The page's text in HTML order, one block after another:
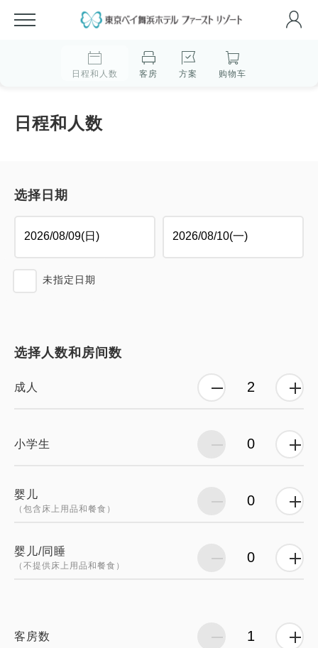
日程和人数 客房 方案 购物车
日程和人数
选择日期
未指定日期
选择人数和房间数
成人
小学生
婴儿
（包含床上用品和餐食）
婴儿/同睡
（不提供床上用品和餐食）
客房数